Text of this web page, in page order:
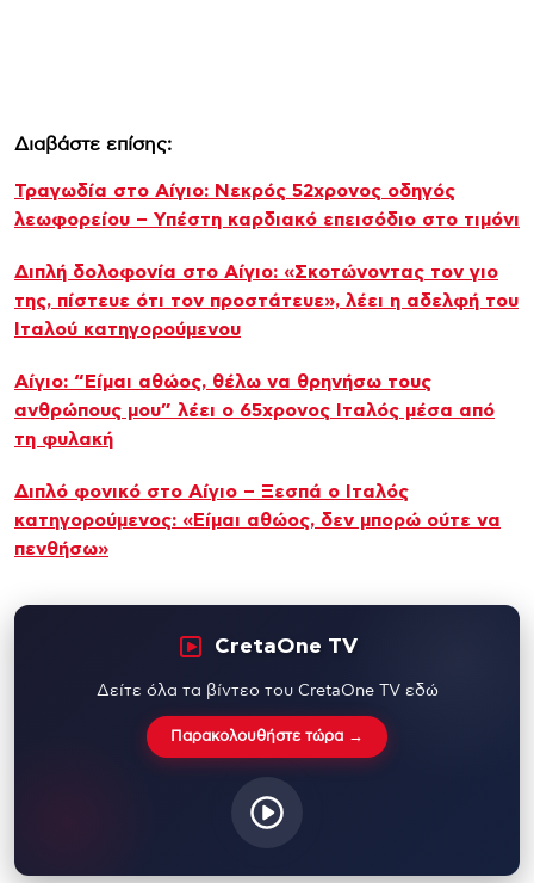
Διαβάστε επίσης:
Τραγωδία στο Αίγιο: Νεκρός 52χρονος οδηγός
λεωφορείου – Υπέστη καρδιακό επεισόδιο στο τιμόνι
Διπλή δολοφονία στο Αίγιο: «Σκοτώνοντας τον γιο
της, πίστευε ότι τον προστάτευε», λέει η αδελφή του
Ιταλού κατηγορούμενου
Αίγιο: “Είμαι αθώος, θέλω να θρηνήσω τους
ανθρώπους μου” λέει ο 65χρονος Ιταλός μέσα από
τη φυλακή
Διπλό φονικό στο Αίγιο – Ξεσπά ο Ιταλός
κατηγορούμενος: «Είμαι αθώος, δεν μπορώ ούτε να
πενθήσω»
CretaOne TV
Δείτε όλα τα βίντεο του CretaOne TV εδώ
Παρακολουθήστε τώρα →